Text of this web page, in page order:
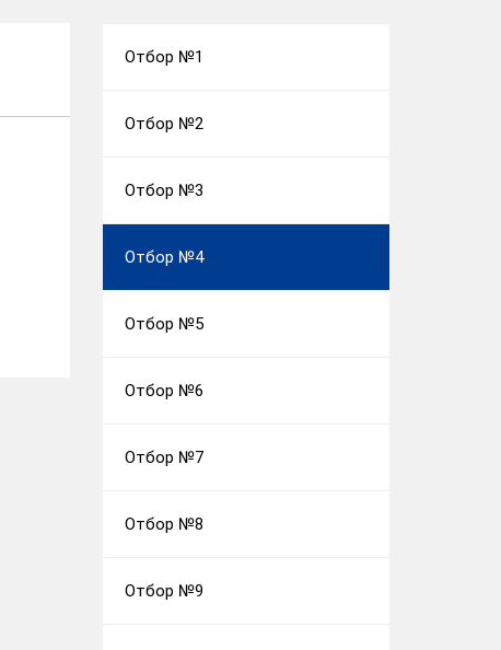
Отбор №1
Отбор №2
Отбор №3
Отбор №4
Отбор №5
Отбор №6
Отбор №7
Отбор №8
Отбор №9